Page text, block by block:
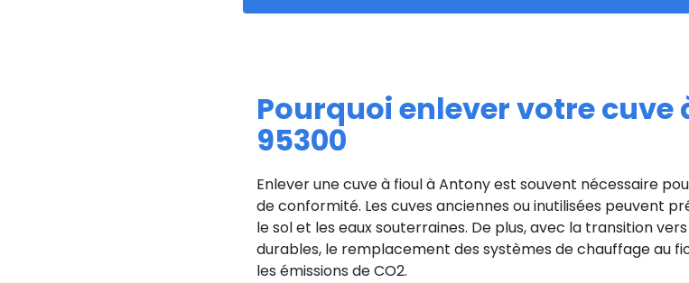
Pourquoi enlever votre cuve
95300
Enlever une cuve à fioul à Antony est souvent nécessaire
de conformité. Les cuves anciennes ou inutilisées peuvent
le sol et les eaux souterraines. De plus, avec la transition
durables, le remplacement des systèmes de chauffage au
les émissions de CO2.